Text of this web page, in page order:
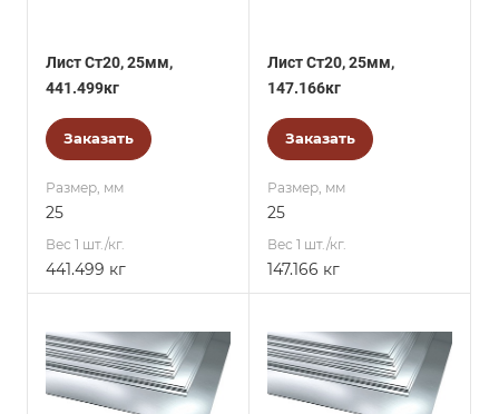
Лист Ст20, 25мм,
441.499кг
Заказать
Размер, мм
25
Вес 1 шт./кг.
441.499 кг
Лист Ст20, 25мм,
147.166кг
Заказать
Размер, мм
25
Вес 1 шт./кг.
147.166 кг